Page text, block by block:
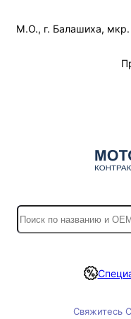
М.О., г. Балашиха,
Свяжитесь